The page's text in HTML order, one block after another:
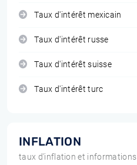
Taux d'intérêt mexicain
Taux d'intérêt russe
Taux d'intérêt suisse
Taux d'intérêt turc
INFLATION
taux d'inflation et informations